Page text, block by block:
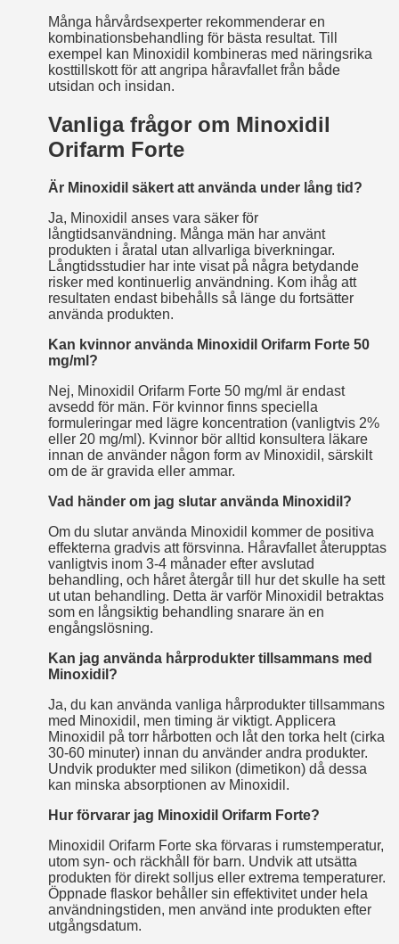
Många hårvårdsexperter rekommenderar en
kombinationsbehandling för bästa resultat. Till
exempel kan Minoxidil kombineras med näringsrika
kosttillskott för att angripa håravfallet från både
utsidan och insidan.
Vanliga frågor om Minoxidil
Orifarm Forte
Är Minoxidil säkert att använda under lång tid?
Ja, Minoxidil anses vara säker för
långtidsanvändning. Många män har använt
produkten i åratal utan allvarliga biverkningar.
Långtidsstudier har inte visat på några betydande
risker med kontinuerlig användning. Kom ihåg att
resultaten endast bibehålls så länge du fortsätter
använda produkten.
Kan kvinnor använda Minoxidil Orifarm Forte 50
mg/ml?
Nej, Minoxidil Orifarm Forte 50 mg/ml är endast
avsedd för män. För kvinnor finns speciella
formuleringar med lägre koncentration (vanligtvis 2%
eller 20 mg/ml). Kvinnor bör alltid konsultera läkare
innan de använder någon form av Minoxidil, särskilt
om de är gravida eller ammar.
Vad händer om jag slutar använda Minoxidil?
Om du slutar använda Minoxidil kommer de positiva
effekterna gradvis att försvinna. Håravfallet återupptas
vanligtvis inom 3-4 månader efter avslutad
behandling, och håret återgår till hur det skulle ha sett
ut utan behandling. Detta är varför Minoxidil betraktas
som en långsiktig behandling snarare än en
engångslösning.
Kan jag använda hårprodukter tillsammans med
Minoxidil?
Ja, du kan använda vanliga hårprodukter tillsammans
med Minoxidil, men timing är viktigt. Applicera
Minoxidil på torr hårbotten och låt den torka helt (cirka
30-60 minuter) innan du använder andra produkter.
Undvik produkter med silikon (dimetikon) då dessa
kan minska absorptionen av Minoxidil.
Hur förvarar jag Minoxidil Orifarm Forte?
Minoxidil Orifarm Forte ska förvaras i rumstemperatur,
utom syn- och räckhåll för barn. Undvik att utsätta
produkten för direkt solljus eller extrema temperaturer.
Öppnade flaskor behåller sin effektivitet under hela
användningstiden, men använd inte produkten efter
utgångsdatum.